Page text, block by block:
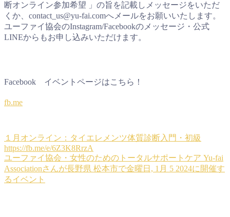
断オンライン参加希望 」の旨を記載しメッセージをいただ
くか、contact_us@yu-fai.comへメールをお願いいたします。
ユーファイ協会のInstagram/Facebookのメッセージ・公式
LINEからもお申し込みいただけます。
Facebook イベントページはこちら！
fb.me
１月オンライン：タイエレメンツ体質診断入門・初級
https://fb.me/e/6Z3K8RrzA
ユーファイ協会・女性のためのトータルサポートケア Yu-fai
Associationさんが長野県 松本市で金曜日, 1月 5 2024に開催す
るイベント